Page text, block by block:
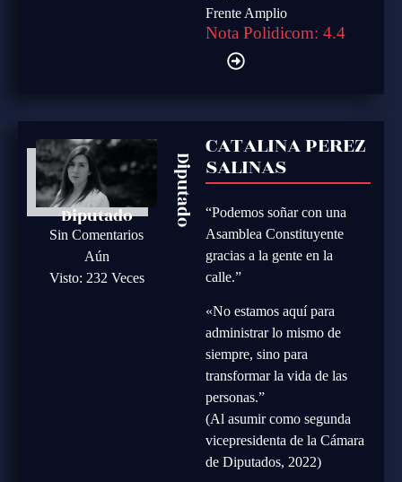
Frente Amplio
Nota Polidicom: 4.4
Diputado
Sin Comentarios
Aún
Visto: 232 Veces
Diputado
CATALINA PEREZ
SALINAS
“Podemos soñar con una
Asamblea Constituyente
gracias a la gente en la
calle.”
«No estamos aquí para
administrar lo mismo de
siempre, sino para
transformar la vida de las
personas.”
(Al asumir como segunda
vicepresidenta de la Cámara
de Diputados, 2022)